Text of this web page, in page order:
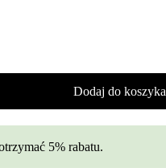
Dodaj do koszyka
5% rabatu.